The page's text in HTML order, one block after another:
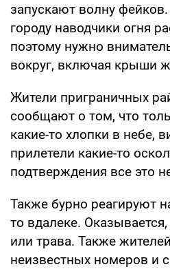
запускают волну
городу наводчики огня
поэтому нужно
вокруг, включая крыши
Жители приграничных
сообщают о том, что
какие-то хлопки в небе,
прилетели какие-то
подтверждения все это
Также бурно реагируют
то вдалеке.
или трава. Также
неизвестных номеров и